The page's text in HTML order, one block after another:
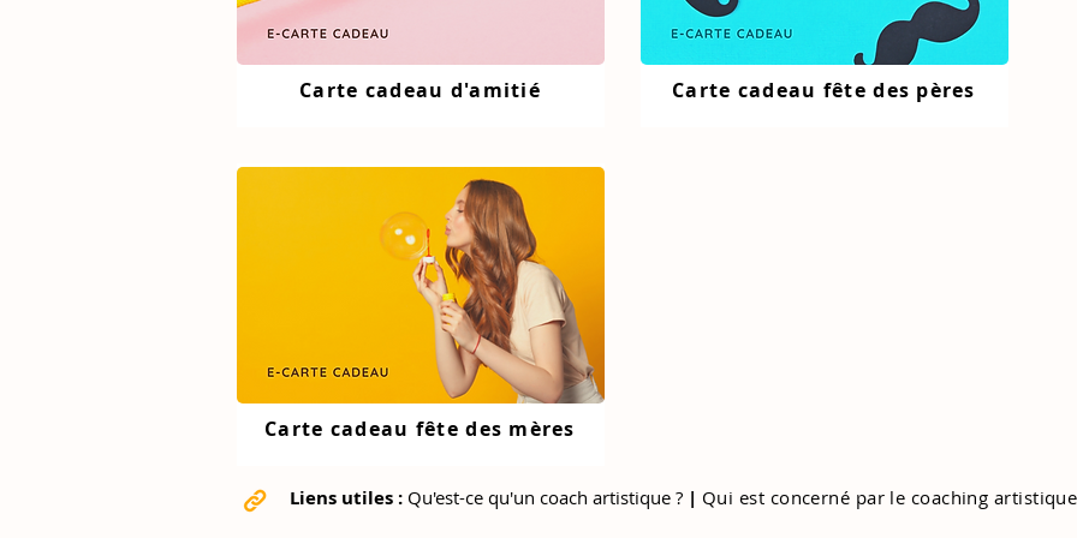
Carte cadeau d'amitié Carte cadeau fête des pères
Carte cadeau fête des mères
Liens utiles : Qu'est-ce qu'un coach artistique ? | Qui est concerné par le coaching